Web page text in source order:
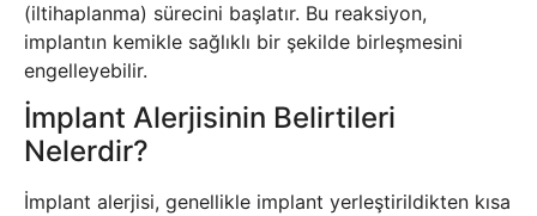
(iltihaplanma) sürecini başlatır. Bu reaksiyon,
implantın kemikle sağlıklı bir şekilde birleşmesini
engelleyebilir.
İmplant Alerjisinin Belirtileri
Nelerdir?
İmplant alerjisi, genellikle implant yerleştirildikten kısa